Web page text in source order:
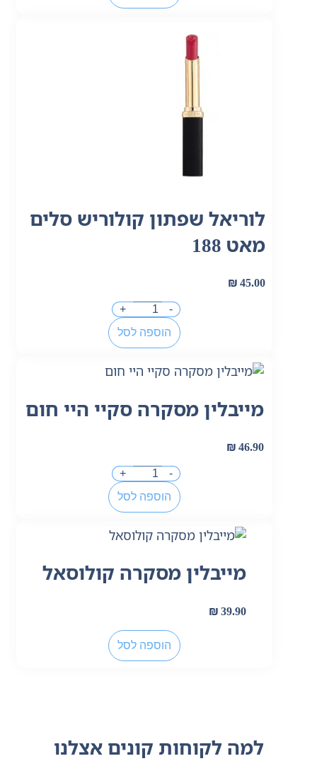
לוריאל שפתון קולוריש סלים
מאט 188
₪45.00
-
+
הוספה לסל
מייבלין מסקרה סקיי היי חום
₪46.90
-
+
הוספה לסל
מייבלין מסקרה קולוסאל
₪39.90
הוספה לסל
למה לקוחות קונים אצלנו